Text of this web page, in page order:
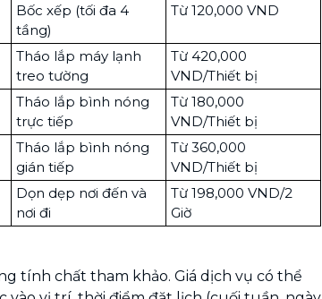
Bốc xếp (tối đa 4
tầng)
Từ 120,000 VND
Tháo lắp máy lạnh
treo tường
Từ 420,000
VND/Thiết bị
Tháo lắp bình nóng
trực tiếp
Từ 180,000
VND/Thiết bị
Tháo lắp bình nóng
gián tiếp
Từ 360,000
VND/Thiết bị
Dọn dẹp nơi đến và
nơi đi
Từ 198,000 VND/2
Giờ
tính chất tham khảo. Giá dịch vụ có thể